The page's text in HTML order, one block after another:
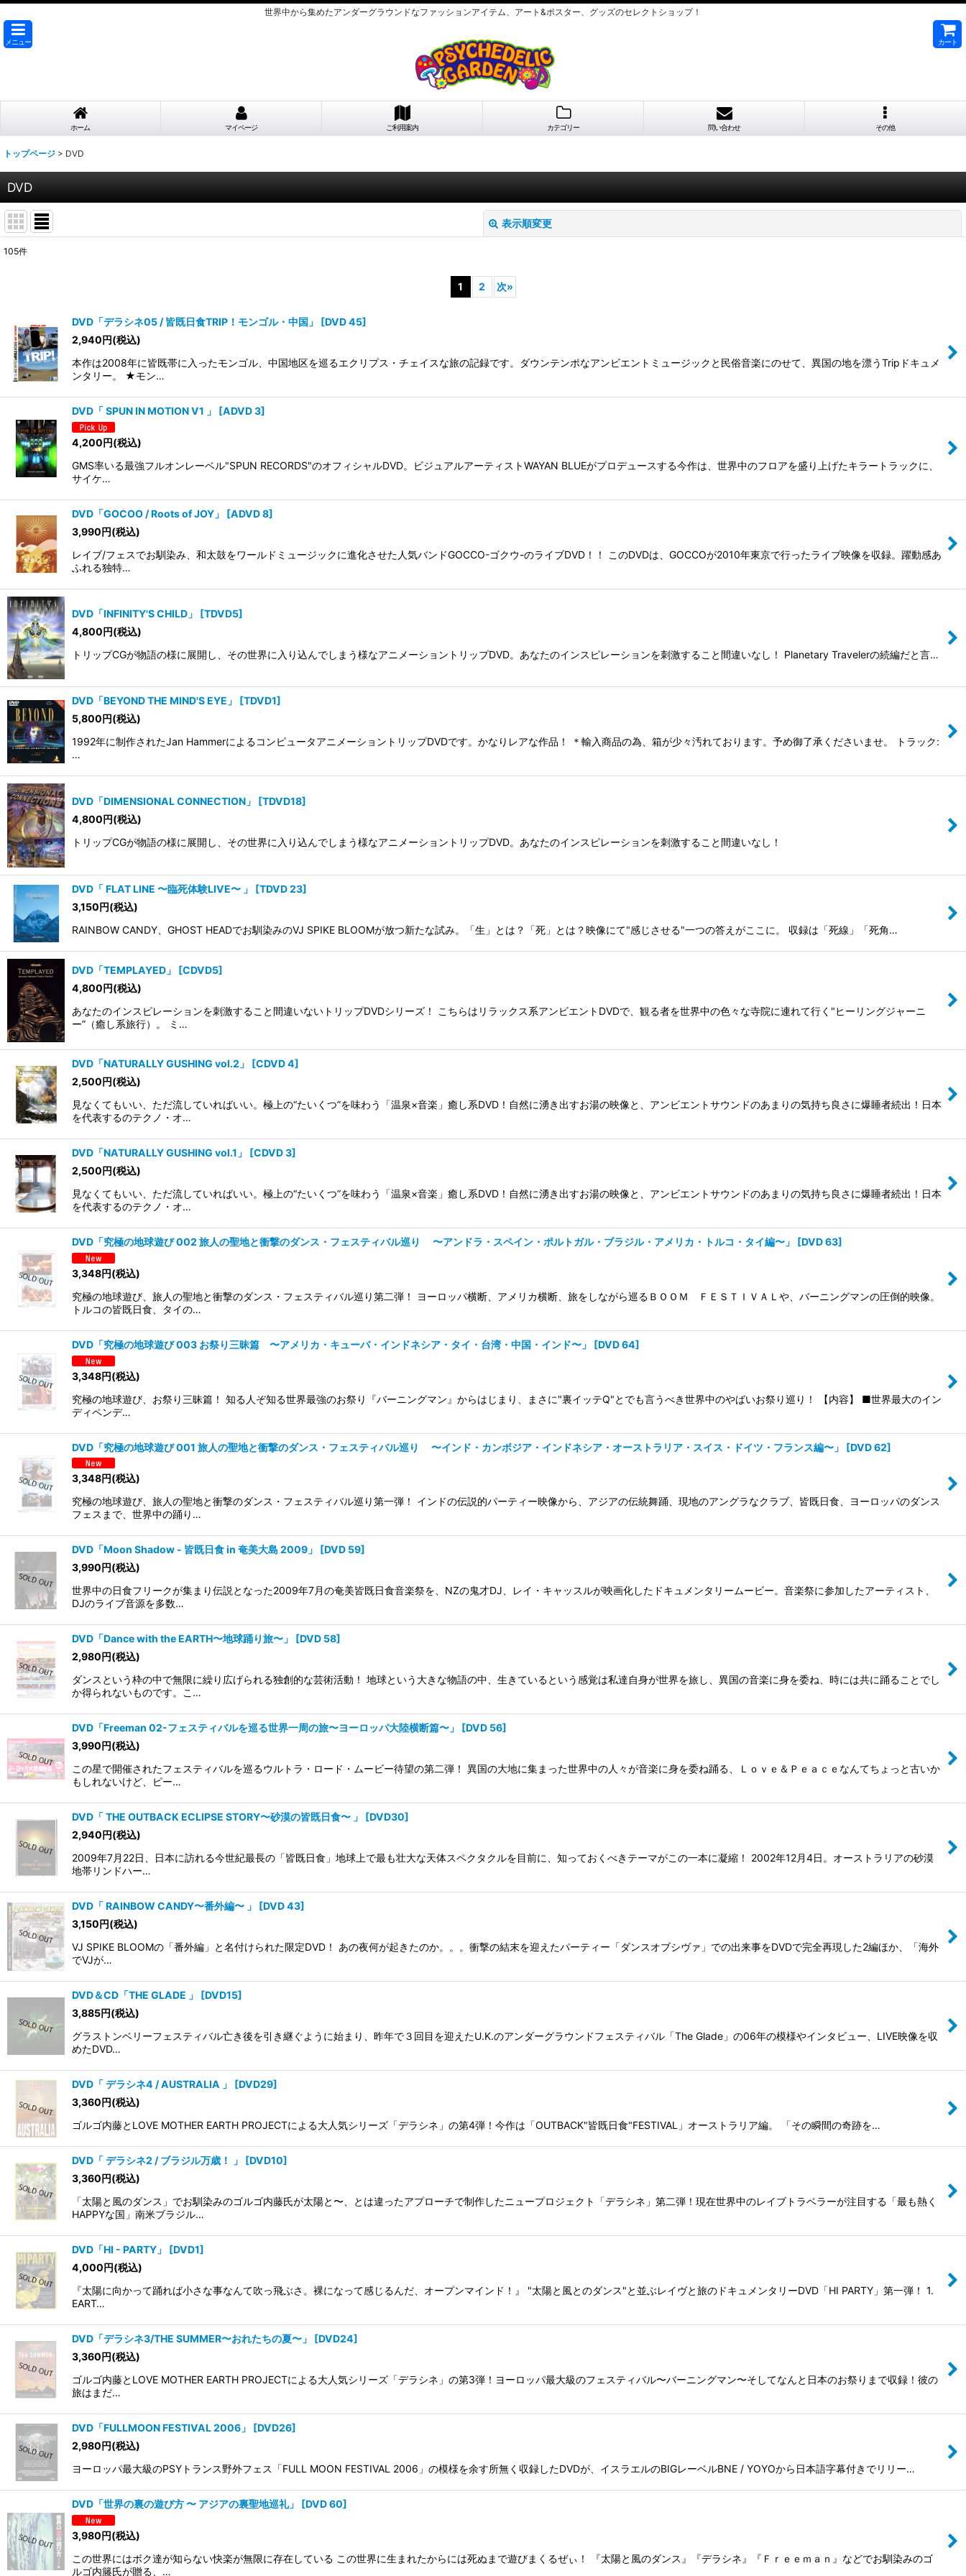
世界中から集めたアンダーグラウンドなファッションアイテム、アート&ポスター、グッズのセレクトショップ！
メニュー カート
ホーム マイページ ご利用案内 カテゴリー 問い合わせ その他
トップページ > DVD
DVD
表示順変更
在庫あり
並び順:
105件
1 2 次»
DVD「デラシネ05 / 皆既日食TRIP！モンゴル・中国」 [DVD 45]
2,940円(税込)
本作は2008年に皆既帯に入ったモンゴル、中国地区を巡るエクリプス・チェイスな旅の記録です。ダウンテンポなアンビエントミュージックと民俗音楽にのせて、異国の地を漂うTripドキュメ
ンタリー。 ★モン…
DVD「 SPUN IN MOTION V1 」 [ADVD 3]
4,200円(税込)
GMS率いる最強フルオンレーベル"SPUN RECORDS"のオフィシャルDVD。ビジュアルアーティストWAYAN BLUEがプロデュースする今作は、世界中のフロアを盛り上げたキラートラックに、
サイケ…
DVD「GOCOO / Roots of JOY」 [ADVD 8]
3,990円(税込)
レイブ/フェスでお馴染み、和太鼓をワールドミュージックに進化させた人気バンドGOCCO-ゴクウ-のライブDVD！！ このDVDは、GOCCOが2010年東京で行ったライブ映像を収録。躍動感あ
ふれる独特…
DVD「INFINITY'S CHILD」 [TDVD5]
4,800円(税込)
トリップCGが物語の様に展開し、その世界に入り込んでしまう様なアニメーショントリップDVD。あなたのインスピレーションを刺激すること間違いなし！ Planetary Travelerの続編だと言…
DVD「BEYOND THE MIND'S EYE」 [TDVD1]
5,800 円(税込)
1992年に制作されたJan HammerによるコンピュータアニメーショントリップDVDです。かなりレアな作品！ ＊輸入商品の為、箱が少々汚れております。予め御了承くださいませ。 トラック:
…
DVD「DIMENSIONAL CONNECTION」 [TDVD18]
4,800 円(税込)
トリップCGが物語の様に展開し、その世界に入り込んでしまう様なアニメーショントリップDVD。あなたのインスピレーションを刺激すること間違いなし！
DVD「 FLAT LINE 〜臨死体験LIVE〜 」 [TDVD 23]
3,150 円(税込)
RAINBOW CANDY、GHOST HEADでお馴染みのVJ SPIKE BLOOMが放つ新たな試み。「生」とは？「死」とは？映像にて"感じさせる"一つの答えがここに。 収録は「死線」「死角…
DVD「TEMPLAYED」 [CDVD5]
4,800円(税込)
あなたのインスピレーションを刺激すること間違いないトリップDVDシリーズ！ こちらはリラックス系アンビエントDVDで、観る者を世界中の色々な寺院に連れて行く"ヒーリングジャーニ
ー”（癒し系旅行）。 ミ…
DVD「NATURALLY GUSHING vol.2」 [CDVD 4]
2,500円(税込)
見なくてもいい、ただ流していればいい。極上の“たいくつ”を味わう「温泉×音楽」癒し系DVD！自然に湧き出すお湯の映像と、アンビエントサウンドのあまりの気持ち良さに爆睡者続出！日本
を代表するのテクノ・オ…
DVD「NATURALLY GUSHING vol.1」 [CDVD 3]
2,500円(税込)
見なくてもいい、ただ流していればいい。極上の“たいくつ”を味わう「温泉×音楽」癒し系DVD！自然に湧き出すお湯の映像と、アンビエントサウンドのあまりの気持ち良さに爆睡者続出！日本
を代表するのテクノ・オ…
DVD「究極の地球遊び 002 旅人の聖地と衝撃のダンス・フェスティバル巡り 〜アンドラ・スペイン・ポルトガル・ブラジル・アメリカ・トルコ・タイ編〜」 [DVD 63]
3,348円(税込)
究極の地球遊び、旅人の聖地と衝撃のダンス・フェスティバル巡り第二弾！ ヨーロッパ横断、アメリカ横断、旅をしながら巡るＢＯＯＭ ＦＥＳＴＩＶＡＬや、バーニングマンの圧倒的映像。
トルコの皆既日食、タイの…
DVD「究極の地球遊び 003 お祭り三昧篇 〜アメリカ・キューバ・インドネシア・タイ・台湾・中国・インド〜」 [DVD 64]
3,348円(税込)
究極の地球遊び、お祭り三昧篇！ 知る人ぞ知る世界最強のお祭り『バーニングマン』からはじまり、まさに"裏イッテQ"とでも言うべき世界中のやばいお祭り巡り！ 【内容】 ■世界最大のイン
ディペンデ…
DVD「究極の地球遊び 001 旅人の聖地と衝撃のダンス・フェスティバル巡り 〜インド・カンボジア・インドネシア・オーストラリア・スイス・ドイツ・フランス編〜」 [DVD 62]
3,348円(税込)
究極の地球遊び、旅人の聖地と衝撃のダンス・フェスティバル巡り第一弾！ インドの伝説的パーティー映像から、アジアの伝統舞踊、現地のアングラなクラブ、皆既日食、ヨーロッパのダンス
フェスまで、世界中の踊り…
DVD「Moon Shadow - 皆既日食 in 奄美大島 2009」 [DVD 59]
3,990円(税込)
世界中の日食フリークが集まり伝説となった2009年7月の奄美皆既日食音楽祭を、NZの鬼才DJ、レイ・キャッスルが映画化したドキュメンタリームービー。音楽祭に参加したアーティスト、
DJのライブ音源を多数…
DVD「Dance with the EARTH〜地球踊り旅〜」 [DVD 58]
2,980円(税込)
ダンスという枠の中で無限に繰り広げられる独創的な芸術活動！ 地球という大きな物語の中、生きているという感覚は私達自身が世界を旅し、異国の音楽に身を委ね、時には共に踊ることでし
か得られないものです。こ…
DVD「Freeman 02-フェスティバルを巡る世界一周の旅〜ヨーロッパ大陸横断篇〜」 [DVD 56]
3,990円(税込)
この星で開催されたフェスティバルを巡るウルトラ・ロード・ムービー待望の第二弾！ 異国の大地に集まった世界中の人々が音楽に身を委ね踊る、Ｌｏｖｅ＆Ｐｅａｃｅなんてちょっと古いか
もしれないけど、ピー…
DVD「 THE OUTBACK ECLIPSE STORY〜砂漠の皆既日食〜 」 [DVD30]
2,940円(税込)
2009年7月22日、日本に訪れる今世紀最長の「皆既日食」地球上で最も壮大な天体スペクタクルを目前に、知っておくべきテーマがこの一本に凝縮！ 2002年12月4日。オーストラリアの砂漠
地帯リンドハー…
DVD「 RAINBOW CANDY〜番外編〜 」 [DVD 43]
3,150円(税込)
VJ SPIKE BLOOMの「番外編」と名付けられた限定DVD！ あの夜何が起きたのか。。。衝撃の結末を迎えたパーティー「ダンスオブシヴァ」での出来事をDVDで完全再現した2編ほか、「海外
でVJが…
DVD＆CD「THE GLADE 」 [DVD15]
3,885円(税込)
グラストンベリーフェスティバル亡き後を引き継ぐように始まり、昨年で３回目を迎えたU.K.のアンダーグラウンドフェスティバル「The Glade」の06年の模様やインタビュー、LIVE映像を収
めたDVD…
DVD「 デラシネ4 / AUSTRALIA 」 [DVD29]
3,360円(税込)
ゴルゴ内藤とLOVE MOTHER EARTH PROJECTによる大人気シリーズ「デラシネ」の第4弾！今作は「OUTBACK"皆既日食"FESTIVAL」オーストラリア編。 「その瞬間の奇跡を…
DVD「 デラシネ2 / ブラジル万歳！ 」 [DVD10]
3,360円(税込)
「太陽と風のダンス」でお馴染みのゴルゴ内藤氏が太陽と〜、とは違ったアプローチで制作したニュープロジェクト「デラシネ」第二弾！現在世界中のレイブトラベラーが注目する「最も熱く
HAPPYな国」南米ブラジル…
DVD「HI - PARTY」 [DVD1]
4,000円(税込)
『太陽に向かって踊れば小さな事なんて吹っ飛ぶさ。裸になって感じるんだ、オープンマインド！』 "太陽と風とのダンス"と並ぶレイヴと旅のドキュメンタリーDVD「HI PARTY」第一弾！ 1.
EART…
DVD「デラシネ3/THE SUMMER〜おれたちの夏〜」 [DVD24]
3,360円(税込)
ゴルゴ内藤とLOVE MOTHER EARTH PROJECTによる大人気シリーズ「デラシネ」の第3弾！ヨーロッパ最大級のフェスティバル〜バーニングマン〜そしてなんと日本のお祭りまで収録！彼の
旅はまだ…
DVD「FULLMOON FESTIVAL 2006」 [DVD26]
2,980円(税込)
ヨーロッパ最大級のPSYトランス野外フェス「FULL MOON FESTIVAL 2006」の模様を余す所無く収録したDVDが、イスラエルのBIGレーベルBNE / YOYOから日本語字幕付きでリリー…
DVD「世界の裏の遊び方 〜 アジアの裏聖地巡礼」 [DVD 60]
3,980円(税込)
この世界にはボク達が知らない快楽が無限に存在している この世界に生まれたからには死ぬまで遊びまくるぜぃ！ 『太陽と風のダンス』『デラシネ』『Ｆｒｅｅｍａｎ』などでお馴染みのゴ
ルゴ内籐氏が贈る、…